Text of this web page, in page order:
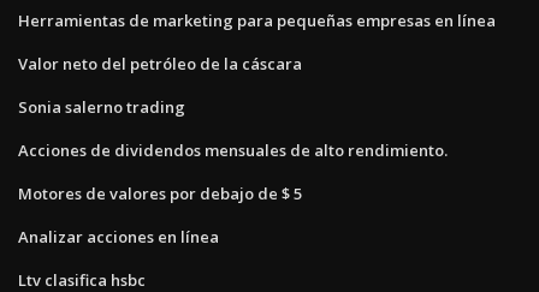
Herramientas de marketing para pequeñas empresas en línea
Valor neto del petróleo de la cáscara
Sonia salerno trading
Acciones de dividendos mensuales de alto rendimiento.
Motores de valores por debajo de $ 5
Analizar acciones en línea
Ltv clasifica hsbc